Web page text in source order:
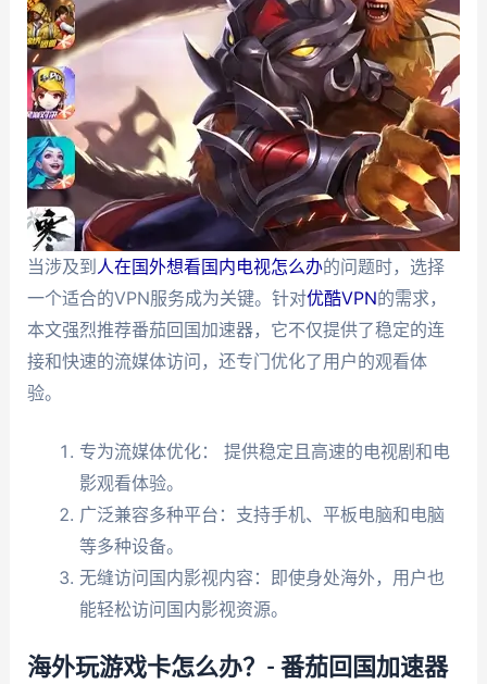
当涉及到人在国外想看国内电视怎么办的问题时，选择
一个适合的VPN服务成为关键。针对优酷VPN的需求，
本文强烈推荐番茄回国加速器，它不仅提供了稳定的连
接和快速的流媒体访问，还专门优化了用户的观看体
验。
专为流媒体优化： 提供稳定且高速的电视剧和电
影观看体验。
广泛兼容多种平台：支持手机、平板电脑和电脑
等多种设备。
无缝访问国内影视内容：即使身处海外，用户也
能轻松访问国内影视资源。
海外玩游戏卡怎么办？- 番茄回国加速器